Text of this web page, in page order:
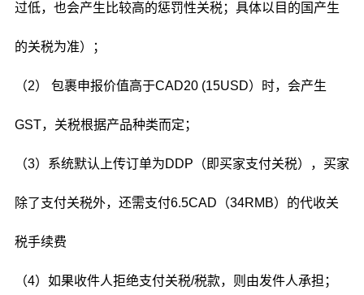
过低，也会产生比较高的惩罚性关税；具体以目的国产生
的关税为准）；
（2） 包裹申报价值高于CAD20 (15USD）时，会产生
GST，关税根据产品种类而定；
（3）系统默认上传订单为DDP（即买家支付关税），买家
除了支付关税外，还需支付6.5CAD（34RMB）的代收关
税手续费
（4）如果收件人拒绝支付关税/税款，则由发件人承担；